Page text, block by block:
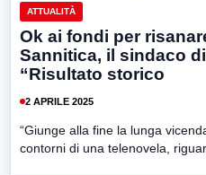
ATTUALITÀ
Ok ai fondi per
Sannitica, il sindaco
“Risultato storico
2 APRILE 2025
“Giunge alla fine la lunga
contorni di una telenovela,